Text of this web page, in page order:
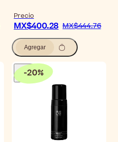
Precio
MX$400.28 MX$444.76
Agregar
-20%